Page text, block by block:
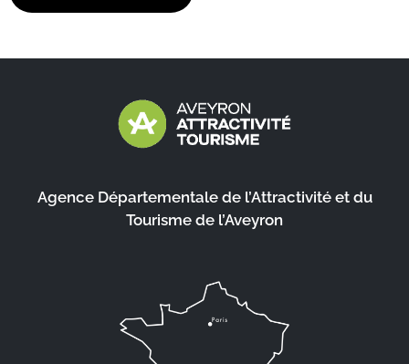
Agence Départementale de l’Attractivité et du
Tourisme de l’Aveyron